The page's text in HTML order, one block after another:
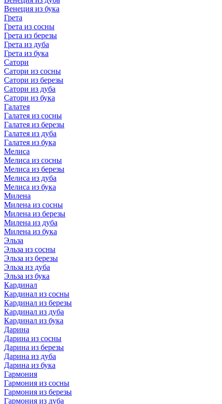
Венеция из бука
Грета
Грета из сосны
Грета из березы
Грета из дуба
Грета из бука
Сатори
Сатори из сосны
Сатори из березы
Сатори из дуба
Сатори из бука
Галатея
Галатея из сосны
Галатея из березы
Галатея из дуба
Галатея из бука
Мелиса
Мелиса из сосны
Мелиса из березы
Мелиса из дуба
Мелиса из бука
Милена
Милена из сосны
Милена из березы
Милена из дуба
Милена из бука
Эльза
Эльза из сосны
Эльза из березы
Эльза из дуба
Эльза из бука
Кардинал
Кардинал из сосны
Кардинал из березы
Кардинал из дуба
Кардинал из бука
Дарина
Дарина из сосны
Дарина из березы
Дарина из дуба
Дарина из бука
Гармония
Гармония из сосны
Гармония из березы
Гармония из дуба